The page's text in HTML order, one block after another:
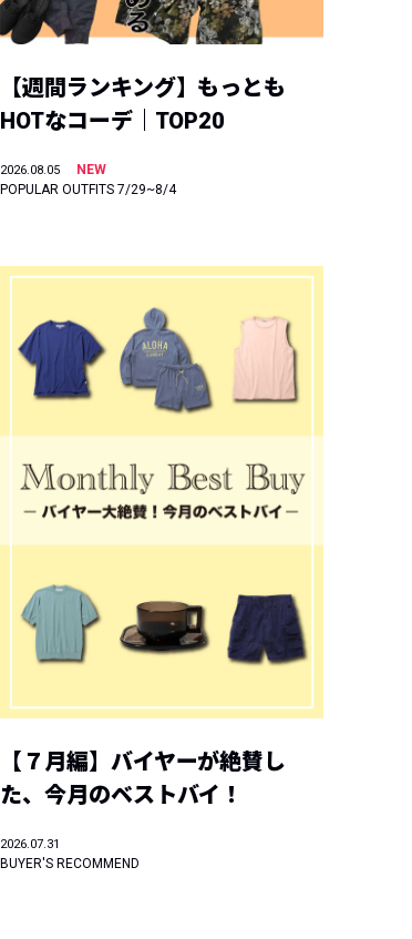
【週間ランキング】もっとも
HOTなコーデ｜TOP20
2026.08.05
NEW
POPULAR OUTFITS 7/29~8/4
【７月編】バイヤーが絶賛し
た、今月のベストバイ！
2026.07.31
BUYER'S RECOMMEND